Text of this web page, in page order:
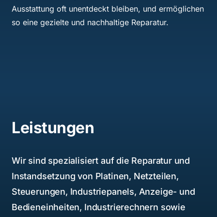
im Rahmen unserer Möglichkeiten. Ihr Vorteil:
Hochwertige Reparatur durch Experten, volle
Leistungen
Wir sind spezialisiert auf die Reparatur und
Instandsetzung von Platinen, Netzteilen,
Steuerungen, Industriepanels, Anzeige- und
Bedieneinheiten, Industrierechnern sowie